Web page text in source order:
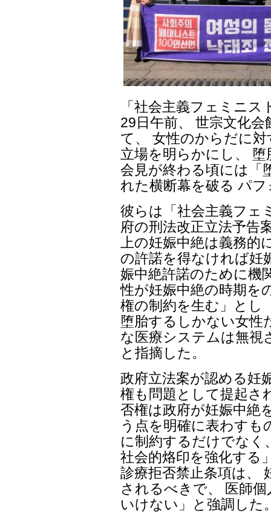
「社会主義フェミニ
29日午前、 世宗文化
て、 女性のからだに
立場を明らかにし、
会見が終わる頃には「
れた横断幕を破る パ
彼らは「社会主義フェ
府の刑法改正立法予告
上の妊娠中絶は義務
の許諾を得なければ妊
娠中絶許諾のために機
性が妊娠中絶の時期を
権の制約を生む」とし
堕胎するしかない女性
な医療システムは無視
と指摘した。
政府立法案が認める妊
権も問題として提起さ
否権は政府が妊娠中絶
う点を明確に表わすも
に制約するだけでなく
社会的烙印を強化する
診療拒否禁止条項は、
されるべきで、 医師
いけない」と強調した